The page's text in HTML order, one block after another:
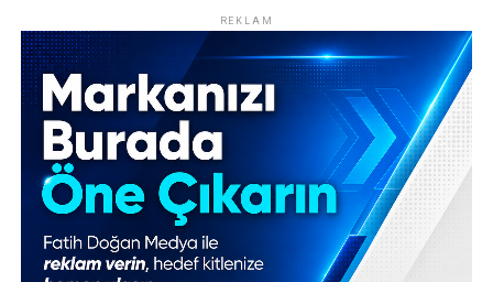
REKLAM